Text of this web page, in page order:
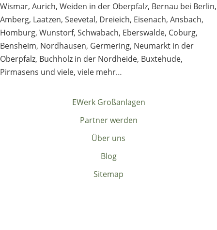
Wismar, Aurich, Weiden in der Oberpfalz, Bernau bei Berlin,
Amberg, Laatzen, Seevetal, Dreieich, Eisenach, Ansbach,
Homburg, Wunstorf, Schwabach, Eberswalde, Coburg,
Bensheim, Nordhausen, Germering, Neumarkt in der
Oberpfalz, Buchholz in der Nordheide, Buxtehude,
Pirmasens und viele, viele mehr…
EWerk Großanlagen
Partner werden
Über uns
Blog
Sitemap